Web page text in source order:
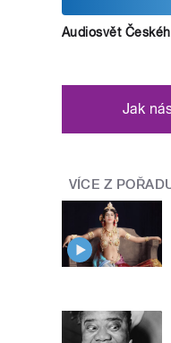
Audiosvět
Jak
VÍCE Z